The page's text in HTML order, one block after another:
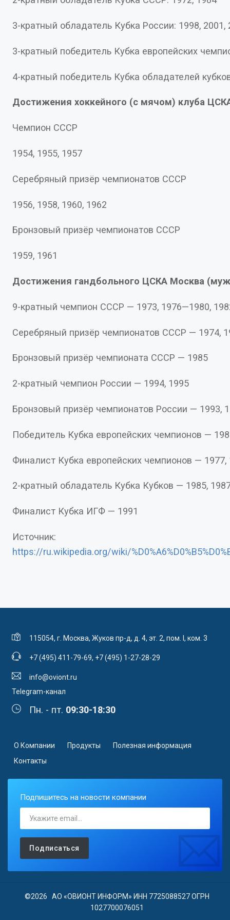
3-кратный обладатель Кубка России: 1998,
3-кратный победитель Кубка европейских
4-кратный победитель Кубка обладателей
Достижения хоккейного (с мячом)
Чемпион СССР
1954, 1955, 1957
Серебряный призёр чемпионатов СССР
1956, 1958, 1960, 1962
Бронзовый призёр чемпионатов СССР
1959, 1961
Достижения гандбольного ЦСКА Москва
9-кратный чемпион СССР — 1973,
Серебряный призёр чемпионатов СССР
Бронзовый призёр чемпионата СССР — 1985
2-кратный чемпион России — 1994, 1995
Бронзовый призёр чемпионатов России —
Победитель Кубка европейских чемпионов —
Финалист Кубка европейских чемпионов —
2-кратный обладатель Кубка Кубков — 1985,
Финалист Кубка ИГФ — 1991
Источник:
https://ru.wikipedia.org/wiki/
115054, г. Москва, Жуков пр-д, д. 4, эт. 2, пом. I, ком. 3
+7 (495) 411-79-69, +7 (495) 1-27-28-29
info@oviont.ru
Telegram-канал
Пн. - пт. 09:30-18:30
О Компании Продукты
Полезная информация
Контакты
Подпишитесь на новости компании
Подписаться
©2026 АО «ОВИОНТ ИНФОРМ» ИНН 7725088527 ОГРН
1027700076051